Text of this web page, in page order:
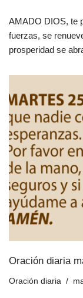
AMADO DIOS, te
fuerzas, se
prosperidad se
Oración diaria
Oración diaria